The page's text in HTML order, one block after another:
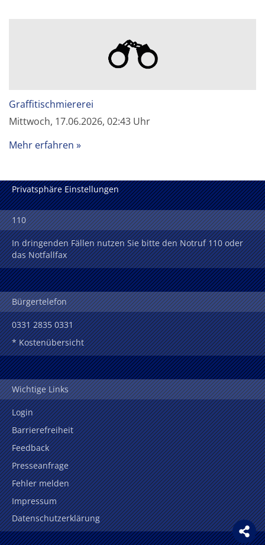
Graffitischmiererei
Mittwoch, 17.06.2026, 02:43 Uhr
Mehr erfahren
Privatsphäre Einstellungen
110
In dringenden Fällen nutzen Sie bitte den Notruf 110 oder
das Notfallfax
Bürgertelefon
0331 2835 0331
* Kostenübersicht
Wichtige Links
Login
Barrierefreiheit
Feedback
Presseanfrage
Fehler melden
Impressum
Datenschutzerklärung